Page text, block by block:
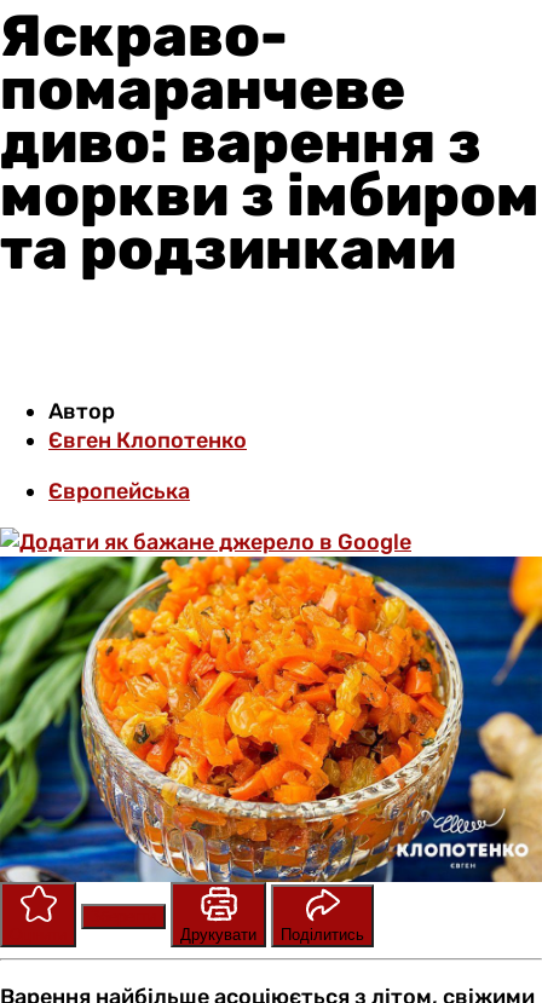
Яскраво-
помаранчеве
диво: варення з
моркви з імбиром
та родзинками
Автор
Євген Клопотенко
Європейська
Друкувати
Поділитись
Варення найбільше асоціюється з літом, свіжими